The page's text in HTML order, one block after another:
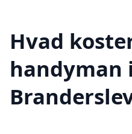
Hvad
handyman i